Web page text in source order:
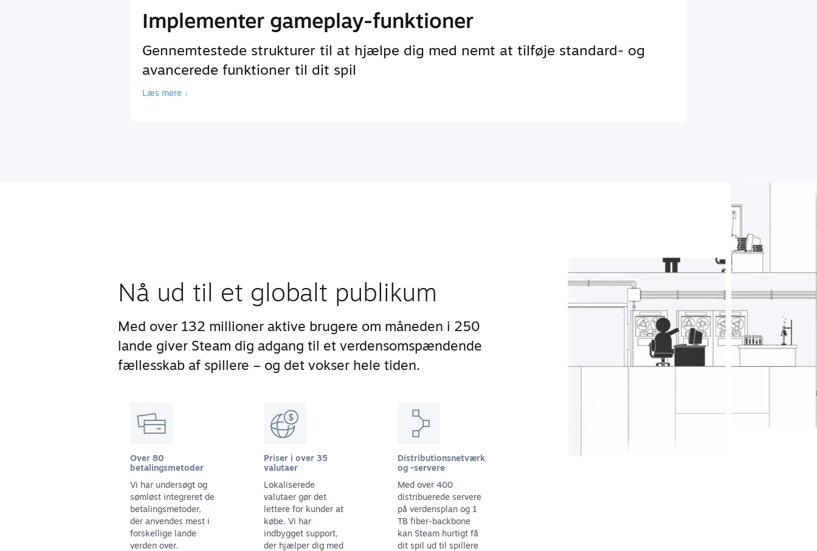
Implementer gameplay-funktioner
Gennemtestede strukturer til at hjælpe dig med nemt at tilføje standard- og
avancerede funktioner til dit spil
Læs mere ↓
Nå ud til et globalt publikum
Med over 132 millioner aktive brugere om måneden i 250
lande giver Steam dig adgang til et verdensomspændende
fællesskab af spillere – og det vokser hele tiden.
Over 80
betalingsmetoder
Vi har undersøgt og
sømløst integreret de
betalingsmetoder,
der anvendes mest i
forskellige lande
verden over.
Priser i over 35
valutaer
Lokaliserede
valutaer gør det
lettere for kunder at
købe. Vi har
indbygget support,
der hjælper dig med
Distributionsnetværk
og -servere
Med over 400
distribuerede servere
på verdensplan og 1
TB fiber-backbone
kan Steam hurtigt få
dit spil ud til spillere